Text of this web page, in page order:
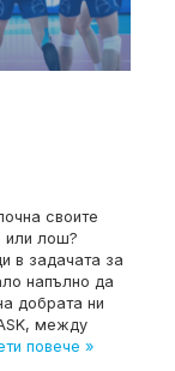
своите
или лош?
в задачата за
напълно да
добрата ни
между
повече »